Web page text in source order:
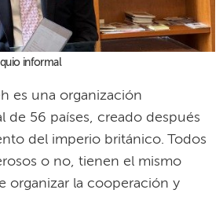
informal
es una organización
de 56 países, creado después
del imperio británico. Todos
o no, tienen el mismo
organizar la cooperación y